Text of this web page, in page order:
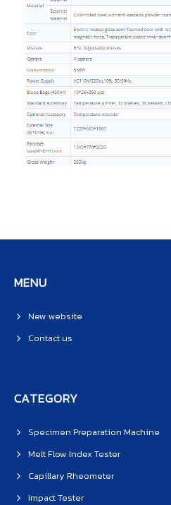
MENU
New website
Contact us
CATEGORY
Specimen Preparation Machine
Melt Flow Index Tester
Capillary Rheometer
Impact Tester